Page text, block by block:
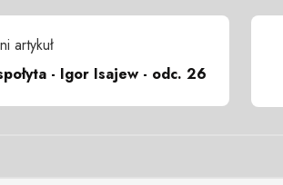
artykuł
- Igor Isajew - odc. 26